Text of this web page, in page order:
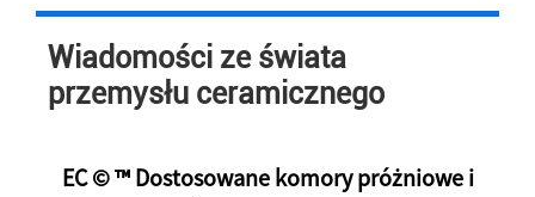
Wiadomości ze świata
przemysłu ceramicznego
EC © ™ Dostosowane komory próżniowe i